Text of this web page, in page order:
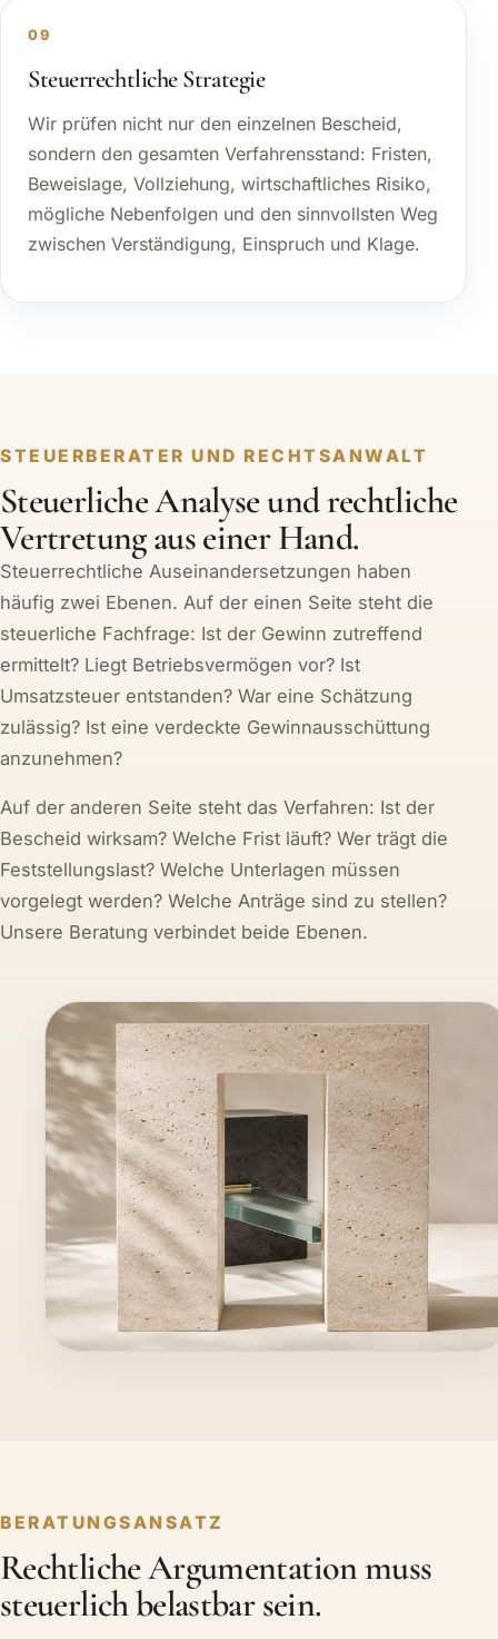
09
Steuerrechtliche Strategie
Wir prüfen nicht nur den einzelnen Bescheid,
sondern den gesamten Verfahrensstand: Fristen,
Beweislage, Vollziehung, wirtschaftliches Risiko,
mögliche Nebenfolgen und den sinnvollsten Weg
zwischen Verständigung, Einspruch und Klage.
STEUERBERATER UND RECHTSANWALT
Steuerliche Analyse und rechtliche
Vertretung aus einer Hand.
Steuerrechtliche Auseinandersetzungen haben
häufig zwei Ebenen. Auf der einen Seite steht die
steuerliche Fachfrage: Ist der Gewinn zutreffend
ermittelt? Liegt Betriebsvermögen vor? Ist
Umsatzsteuer entstanden? War eine Schätzung
zulässig? Ist eine verdeckte Gewinnausschüttung
anzunehmen?
Auf der anderen Seite steht das Verfahren: Ist der
Bescheid wirksam? Welche Frist läuft? Wer trägt die
Feststellungslast? Welche Unterlagen müssen
vorgelegt werden? Welche Anträge sind zu stellen?
Unsere Beratung verbindet beide Ebenen.
BERATUNGSANSATZ
Rechtliche Argumentation muss
steuerlich belastbar sein.